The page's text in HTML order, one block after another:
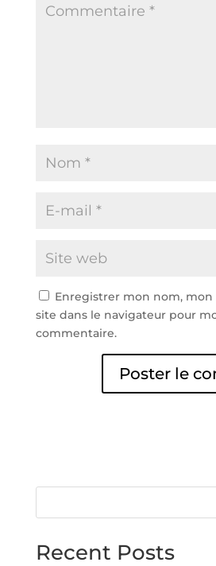
Enregistrer mon nom,
site dans le navigateur pour
commentaire.
iRecent Posts